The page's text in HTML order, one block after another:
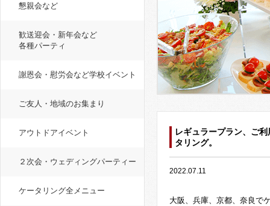
レギュラープラン、ご
タリング。
2022.07.11
大阪、兵庫、京都、奈良で
懇親会など
歓送迎会・新年会など
各種パーティ
謝恩会・慰労会など学校イベント
ご友人・地域のお集まり
アウトドアイベント
２次会・ウェディングパーティー
ケータリング全メニュー